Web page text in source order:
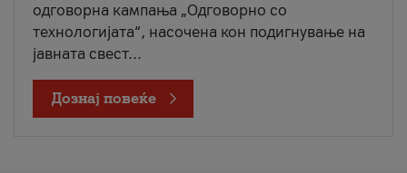
одговорна кампања „Одговорно со
технологијата“, насочена кон подигнување на
јавната свест...
Дознај повеќе